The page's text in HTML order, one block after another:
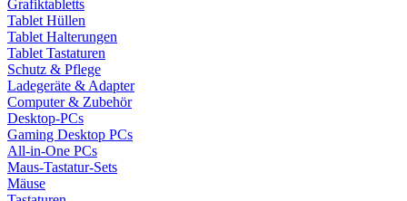
Grafiktabletts
Tablet Hüllen
Tablet Halterungen
Tablet Tastaturen
Schutz & Pflege
Ladegeräte & Adapter
Computer & Zubehör
Desktop-PCs
Gaming Desktop PCs
All-in-One PCs
Maus-Tastatur-Sets
Mäuse